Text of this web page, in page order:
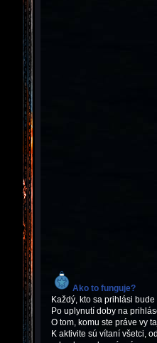
Ako to funguje?
Každý, kto sa prihlási
Po uplynutí doby na
O tom, komu ste práve vy
K aktivite sú vítaní všetci,